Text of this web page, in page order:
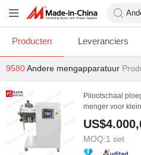
Producten Leveranciers
9580Andere mengapparatuur
Pilootschaal
menger voor
MOQ:1 set